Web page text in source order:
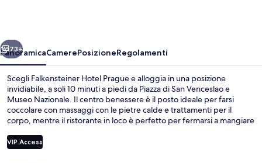
Avanti
73+
PanoramicaCamerePosizioneRegolamenti
Scegli Falkensteiner Hotel Prague e alloggia in una posizione
invidiabile, a soli 10 minuti a piedi da Piazza di San Venceslao e
Museo Nazionale. Il centro benessere è il posto ideale per farsi
coccolare con massaggi con le pietre calde e trattamenti per il
corpo, mentre il ristorante in loco è perfetto per fermarsi a mangiare
bar/lounge, una palestra e un bagno turco. Le recensioni dei
viaggiatori lodano il personale gentile e la posizione invidiabile. La
VIP Access